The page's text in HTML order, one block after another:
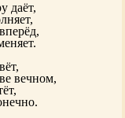
даёт,
вечном,